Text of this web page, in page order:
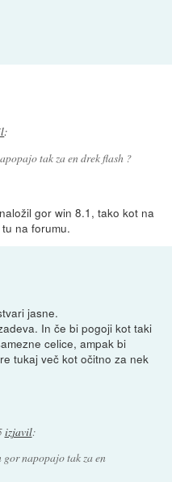
:
tak za en drek flash ?
gor win 8.1, tako kot na
na forumu.
jasne.
In če bi pogoji kot taki
celice, ampak bi
tukaj več kot očitno za nek
izjavil:
napopajo tak za en